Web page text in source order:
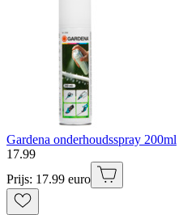
Gardena onderhoudsspray 200ml
17.99
Prijs: 17.99 euro